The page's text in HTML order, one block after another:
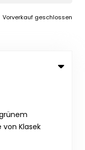
Vorverkauf geschlossen
Klasek